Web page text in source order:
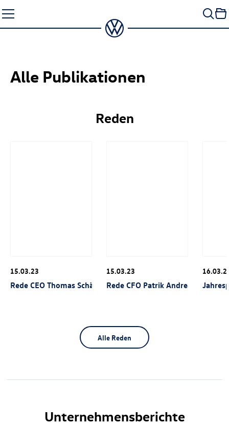
Seiteninhalt
springen
Alle Publikationen
Reden
15.03.23
Rede CEO Thomas Schäfer, Annual Media Call 2023
15.03.23
Rede CFO Patrik Andreas Mayer,
Alle Reden
Unternehmensberichte